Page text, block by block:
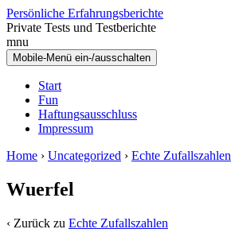
Zum
Inhalt
wechseln
Zum
Hauptmenü
springen
Persönliche Erfahrungsberichte
Private Tests und Testberichte
mnu
Mobile-Menü ein-/ausschalten
Start
Fun
Haftungsausschluss
Impressum
Home › Uncategorized › Echte Zufallszahlen
Wuerfel
‹ Zurück zu Echte Zufallszahlen